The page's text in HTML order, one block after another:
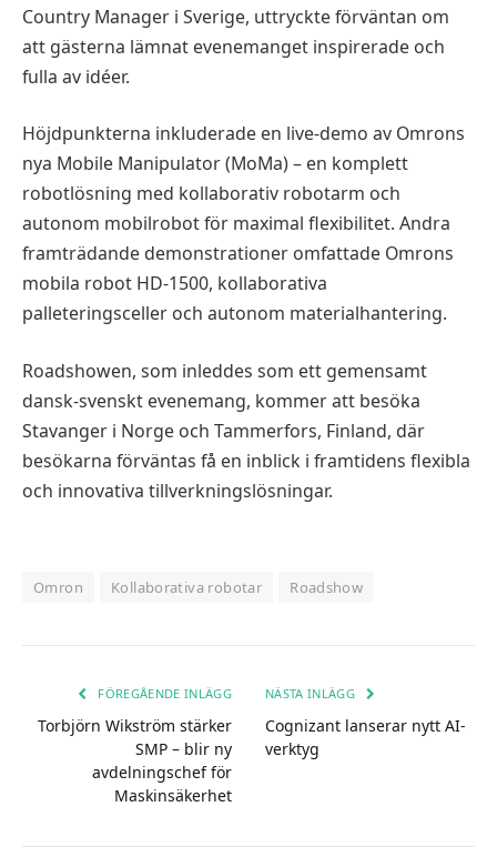
Country Manager i Sverige, uttryckte förväntan om
att gästerna lämnat evenemanget inspirerade och
fulla av idéer.
Höjdpunkterna inkluderade en live-demo av Omrons
nya Mobile Manipulator (MoMa) – en komplett
robotlösning med kollaborativ robotarm och
autonom mobilrobot för maximal flexibilitet. Andra
framträdande demonstrationer omfattade Omrons
mobila robot HD-1500, kollaborativa
palleteringsceller och autonom materialhantering.
Roadshowen, som inleddes som ett gemensamt
dansk-svenskt evenemang, kommer att besöka
Stavanger i Norge och Tammerfors, Finland, där
besökarna förväntas få en inblick i framtidens flexibla
och innovativa tillverkningslösningar.
Omron Kollaborativa robotar Roadshow
FÖREGÅENDE INLÄGG
Torbjörn Wikström stärker
SMP – blir ny
avdelningschef för
Maskinsäkerhet
NÄSTA INLÄGG
Cognizant lanserar nytt AI-
verktyg